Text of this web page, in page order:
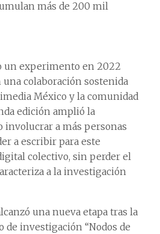
más de 200 mil
un experimento en 2022
colaboración sostenida
México y la comunidad
edición amplió la
involucrar a más personas
a escribir para este
colectivo, sin perder el
a la investigación
una nueva etapa tras la
de investigación “Nodos de